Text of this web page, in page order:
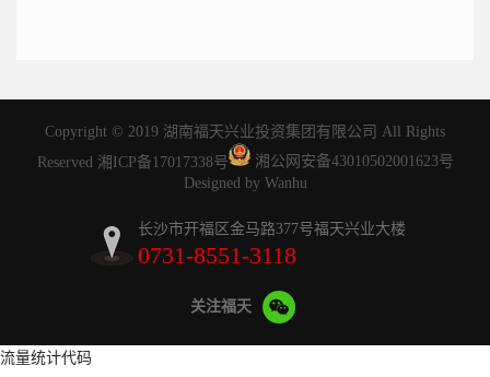
Copyright © 2019 湖南福天兴业投资集团有限公司 All Rights
Reserved 湘ICP备17017338号
湘公网安备43010502001623号
Designed by Wanhu
长沙市开福区金马路377号福天兴业大楼
0731-8551-3118
关注福天
流量统计代码